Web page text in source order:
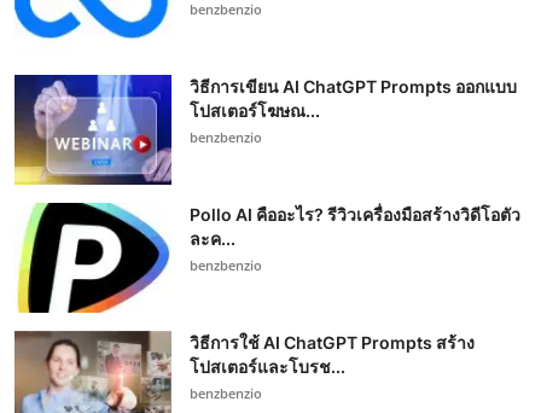
benzbenzio
วิธีการเขียน AI ChatGPT Prompts ออกแบบ
โปสเตอร์โฆษณ...
benzbenzio
Pollo AI คืออะไร? รีวิวเครื่องมือสร้างวิดีโอตัว
ละค...
benzbenzio
วิธีการใช้ AI ChatGPT Prompts สร้าง
โปสเตอร์และโบรช...
benzbenzio